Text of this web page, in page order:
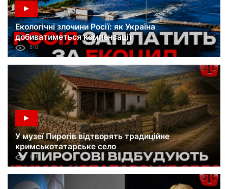
Екологічні злочини Росії: як Україна
добиватиметься компенсації
510
У музеї Пирогів відтворять традиційне
кримськотатарське село
559